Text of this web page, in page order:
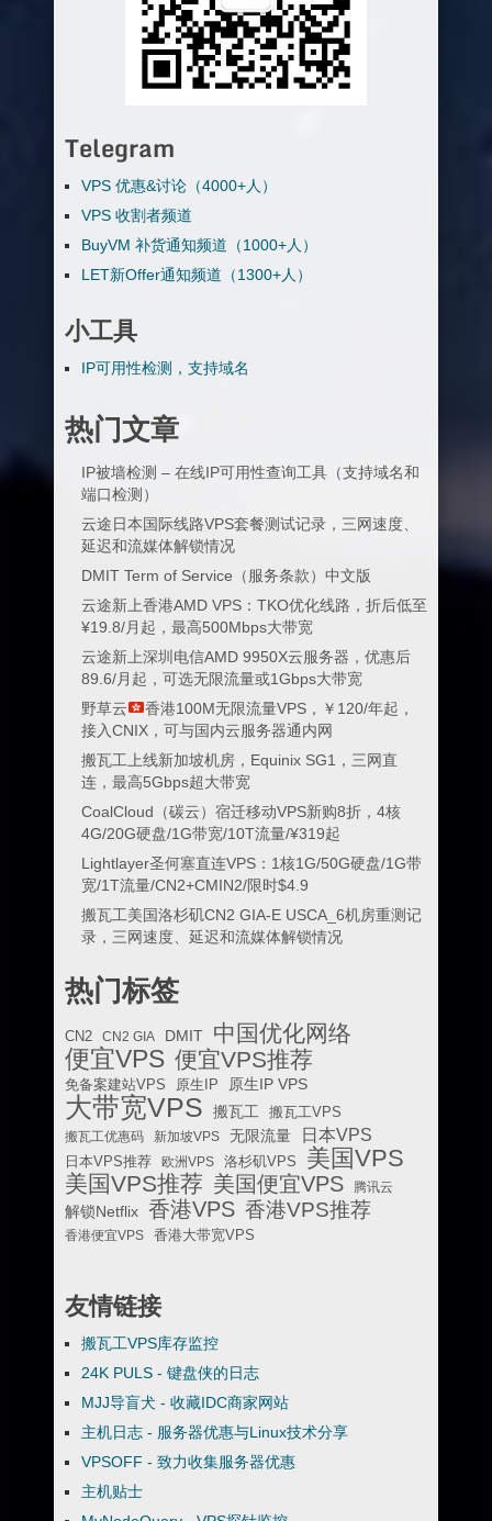
Telegram
VPS 优惠&讨论（4000+人）
VPS 收割者频道
BuyVM 补货通知频道（1000+人）
LET新Offer通知频道（1300+人）
小工具
IP可用性检测，支持域名
热门文章
IP被墙检测 – 在线IP可用性查询工具（支持域名和
端口检测）
云途日本国际线路VPS套餐测试记录，三网速度、
延迟和流媒体解锁情况
DMIT Term of Service（服务条款）中文版
云途新上香港AMD VPS：TKO优化线路，折后低至
¥19.8/月起，最高500Mbps大带宽
云途新上深圳电信AMD 9950X云服务器，优惠后
89.6/月起，可选无限流量或1Gbps大带宽
野草云
香港100M无限流量VPS，￥120/年起，
接入CNIX，可与国内云服务器通内网
搬瓦工上线新加坡机房，Equinix SG1，三网直
连，最高5Gbps超大带宽
CoalCloud（碳云）宿迁移动VPS新购8折，4核
4G/20G硬盘/1G带宽/10T流量/¥319起
Lightlayer圣何塞直连VPS：1核1G/50G硬盘/1G带
宽/1T流量/CN2+CMIN2/限时$4.9
搬瓦工美国洛杉矶CN2 GIA-E USCA_6机房重测记
录，三网速度、延迟和流媒体解锁情况
热门标签
CN2 CN2 GIA DMIT 中国优化网络
便宜VPS 便宜VPS推荐
免备案建站VPS 原生IP 原生IP VPS
大带宽VPS 搬瓦工
搬瓦工VPS
搬瓦工优惠码
新加坡VPS 无限流量 日本VPS
日本VPS推荐 欧洲VPS 洛杉矶VPS 美国VPS
美国VPS推荐 美国便宜VPS 腾讯云
解锁Netflix 香港VPS 香港VPS推荐
香港便宜VPS 香港大带宽VPS
友情链接
搬瓦工VPS库存监控
24K PULS - 键盘侠的日志
MJJ导盲犬 - 收藏IDC商家网站
主机日志 - 服务器优惠与Linux技术分享
VPSOFF - 致力收集服务器优惠
主机贴士